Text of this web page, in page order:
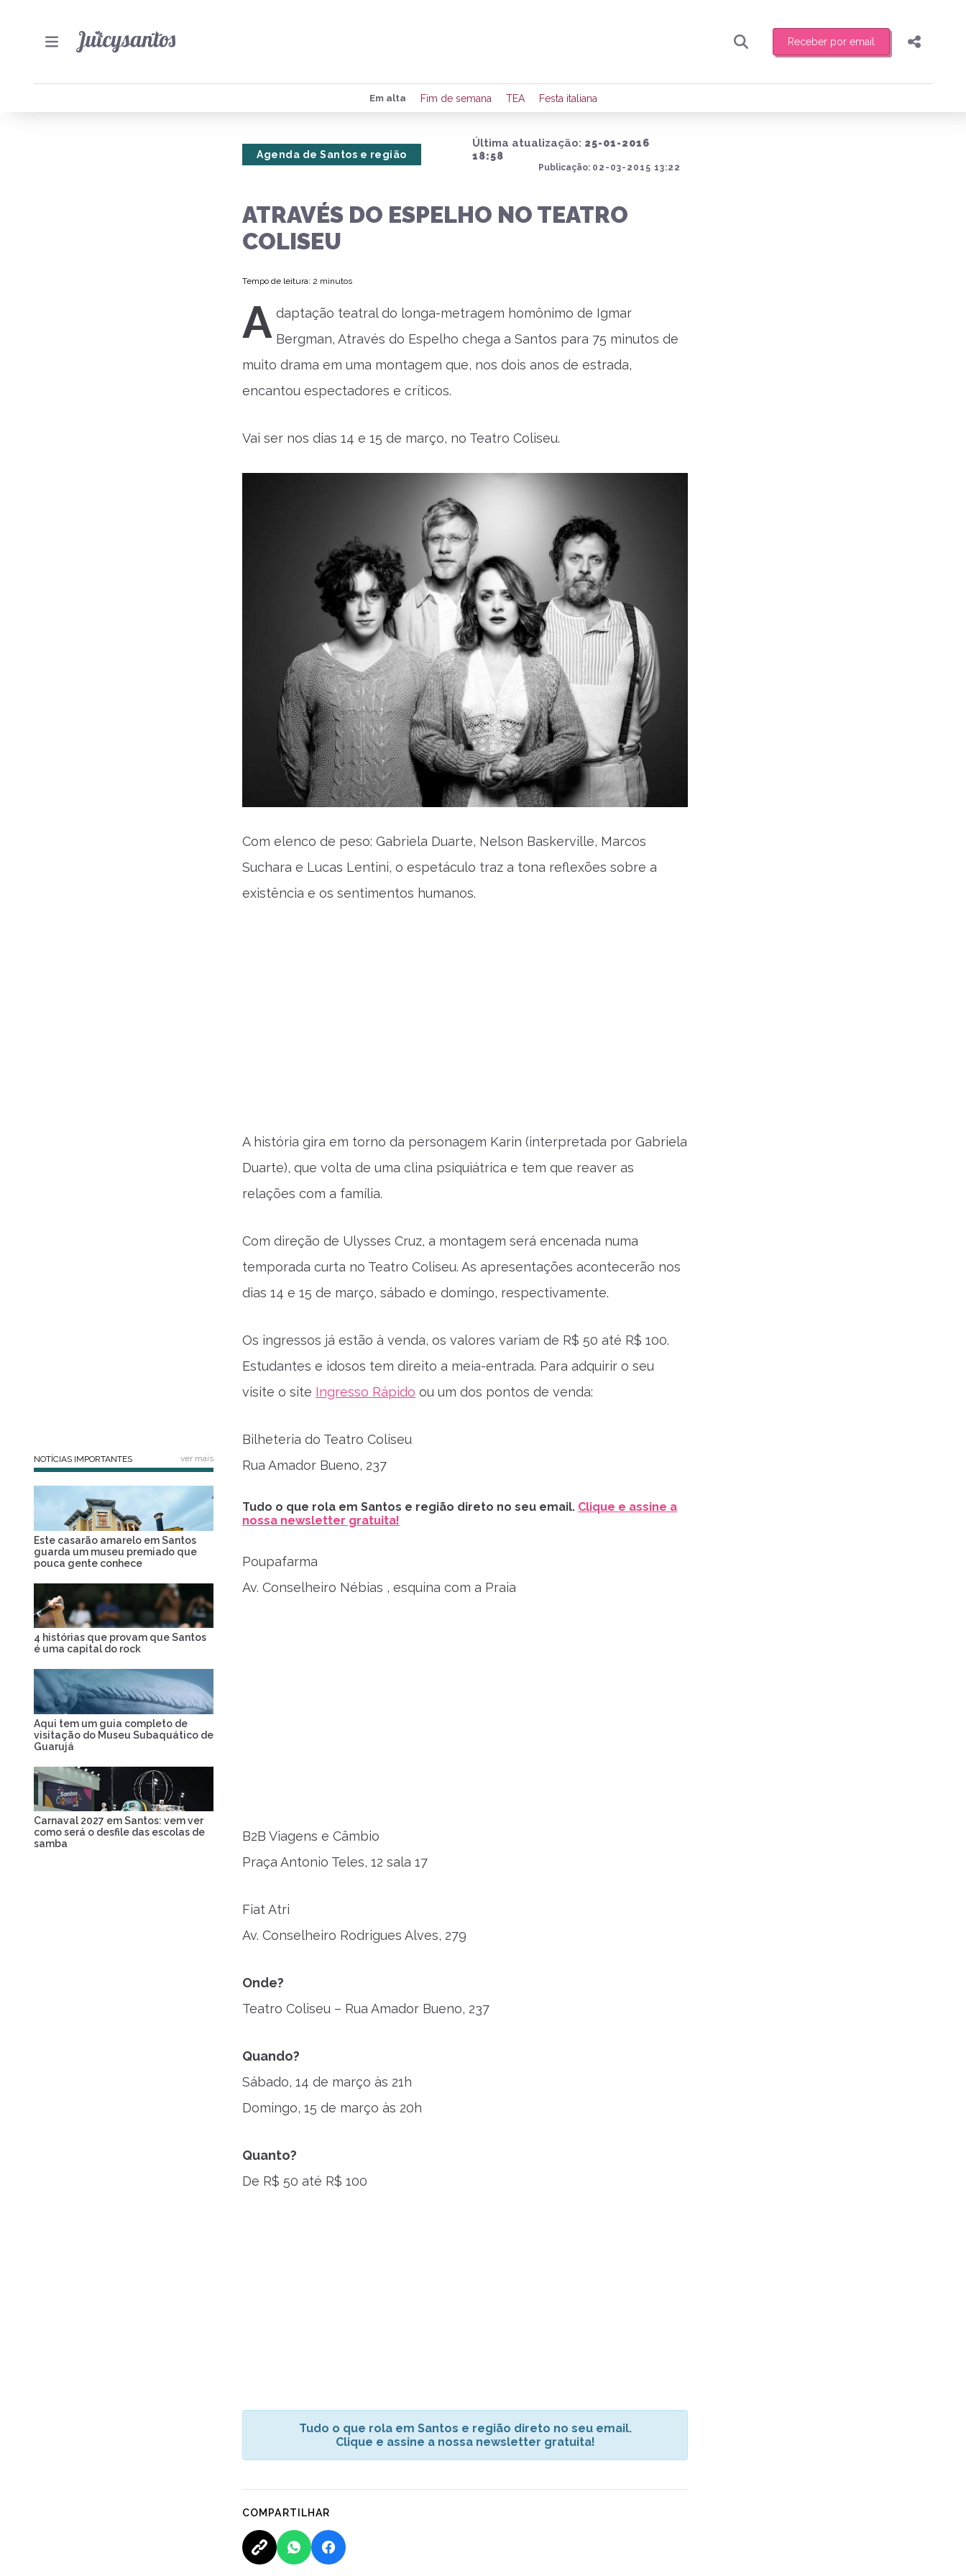
Receber por email
Preencha seus dados para receber toda sexta-feira de manhã o resumo
de eventos e notícias da região.
Compartilhar
Em alta Fim de semana TEA Festa italiana
Última atualização: 25-01-2016
18:58
Publicação: 02-03-2015 13:22
Agenda de Santos e região
ATRAVÉS DO ESPELHO NO TEATRO
COLISEU
Tempo de leitura: 2 minutos
A daptação teatral do longa-metragem homônimo de Igmar
Bergman, Através do Espelho chega a Santos para 75 minutos de
muito drama em uma montagem que, nos dois anos de estrada,
encantou espectadores e críticos.
Vai ser nos dias 14 e 15 de março, no Teatro Coliseu.
Com elenco de peso: Gabriela Duarte, Nelson Baskerville, Marcos
Suchara e Lucas Lentini, o espetáculo traz a tona reflexões sobre a
existência e os sentimentos humanos.
A história gira em torno da personagem Karin (interpretada por Gabriela
Duarte), que volta de uma clina psiquiátrica e tem que reaver as
relações com a família.
Com direção de Ulysses Cruz, a montagem será encenada numa
temporada curta no Teatro Coliseu. As apresentações acontecerão nos
dias 14 e 15 de março, sábado e domingo, respectivamente.
Os ingressos já estão à venda, os valores variam de R$ 50 até R$ 100.
Estudantes e idosos tem direito a meia-entrada. Para adquirir o seu
visite o site Ingresso Rápido ou um dos pontos de venda:
Bilheteria do Teatro Coliseu
Rua Amador Bueno, 237
Tudo o que rola em Santos e região direto no seu email. Clique e assine a
nossa newsletter gratuita!
Poupafarma
Av. Conselheiro Nébias , esquina com a Praia
B2B Viagens e Câmbio
Praça Antonio Teles, 12 sala 17
Fiat Atri
Av. Conselheiro Rodrigues Alves, 279
Onde?
Teatro Coliseu – Rua Amador Bueno, 237
Quando?
Sábado, 14 de março às 21h
Domingo, 15 de março às 20h
Quanto?
De R$ 50 até R$ 100
Tudo o que rola em Santos e região direto no seu email.
Clique e assine a nossa newsletter gratuita!
COMPARTILHAR
NOTÍCIAS IMPORTANTES ver mais
Este casarão amarelo em Santos
guarda um museu premiado que
pouca gente conhece
4 histórias que provam que Santos
é uma capital do rock
Aqui tem um guia completo de
visitação do Museu Subaquático de
Guarujá
Carnaval 2027 em Santos: vem ver
como será o desfile das escolas de
samba